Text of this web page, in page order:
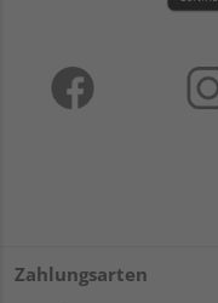
Zahlungsarten